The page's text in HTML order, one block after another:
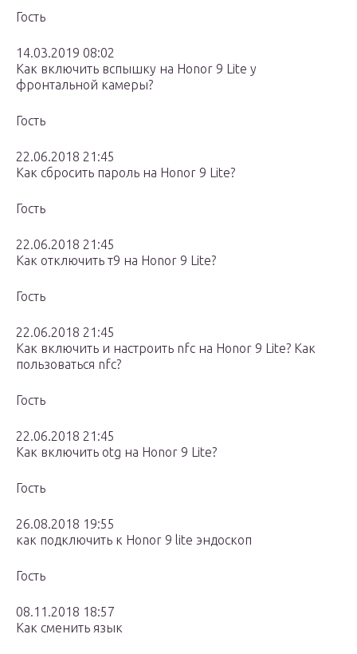
Гость
14.03.2019 08:02
Как включить вспышку на Honor 9 Lite у
фронтальной камеры?
Гость
22.06.2018 21:45
Как сбросить пароль на Honor 9 Lite?
Гость
22.06.2018 21:45
Как отключить т9 на Honor 9 Lite?
Гость
22.06.2018 21:45
Как включить и настроить nfc на Honor 9 Lite? Как
пользоваться nfc?
Гость
22.06.2018 21:45
Как включить otg на Honor 9 Lite?
Гость
26.08.2018 19:55
как подключить к Honor 9 lite эндоскоп
Гость
08.11.2018 18:57
Как сменить язык